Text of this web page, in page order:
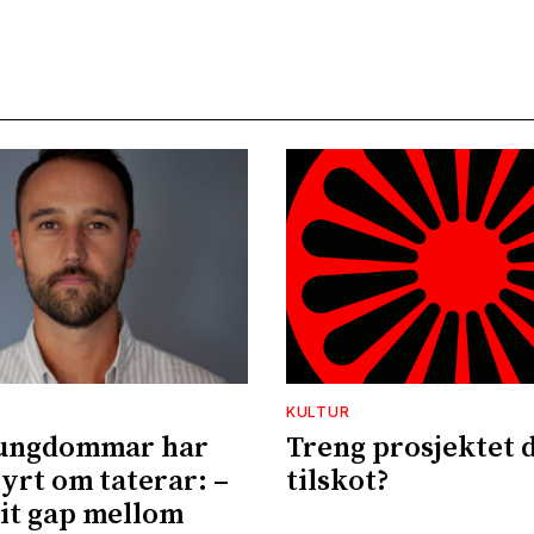
har
om taterar: –
gap mellom
KULTUR
Treng prosjektet
tilskot?